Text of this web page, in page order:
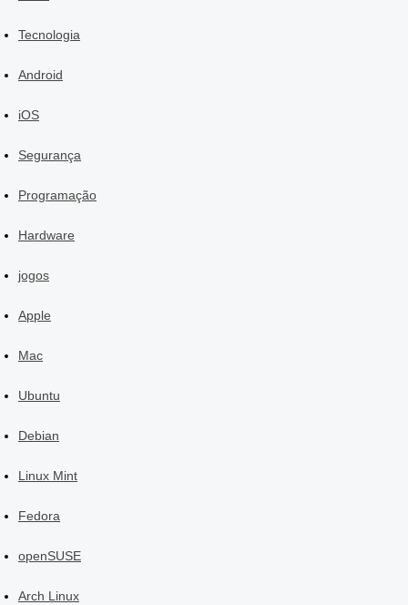
Tecnologia
Android
iOS
Segurança
Programação
Hardware
jogos
Apple
Mac
Ubuntu
Debian
Linux Mint
Fedora
openSUSE
Arch Linux